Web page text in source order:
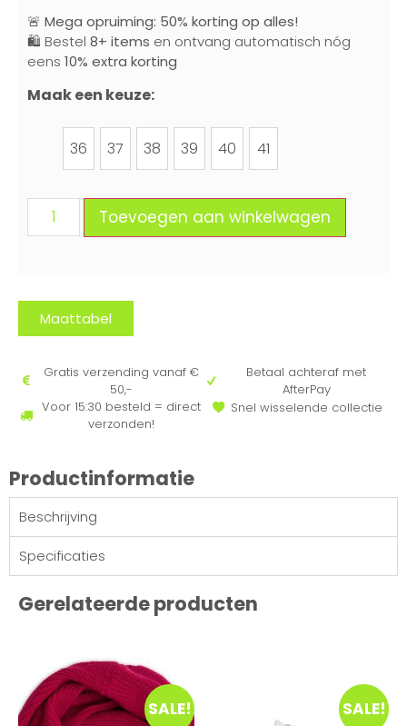
🚨 Mega opruiming: 50% korting op alles!
🛍️ Bestel 8+ items en ontvang automatisch nóg
eens 10% extra korting
Maak een keuze:
36
36
37
37
38
38
39
39
40
40
41
41
Toevoegen aan winkelwagen
Maattabel
Gratis verzending vanaf €
50,-
Voor 15:30 besteld = direct
verzonden!
Betaal achteraf met
AfterPay
Snel wisselende collectie
Productinformatie
Beschrijving
Specificaties
Gerelateerde producten
SALE! SALE!